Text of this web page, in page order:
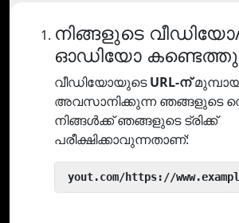
നിങ്ങളുടെ
ഓഡിയോ
വീഡിയോയുടെURL-ന്
അവസാനിക്കുന്ന ഞങ്ങളുടെ
നിങ്ങൾക്ക് ഞങ്ങളുടെ ട്രിക്ക്
പരീക്ഷിക്കാവുന്നതാണ്:
yout.com/https://